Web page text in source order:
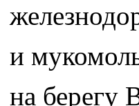
и
на берегу